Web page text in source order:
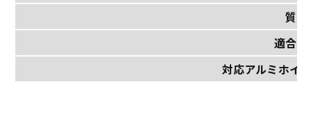
質
適合
対応アルミホイ